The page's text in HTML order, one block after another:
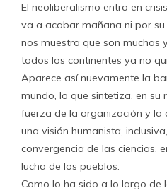
El neoliberalismo entro en
va a acabar mañana ni por
nos muestra que son muchas
todos los continentes ya no
Aparece así nuevamente la
mundo, lo que sintetiza, en su
fuerza de la organización y la
una visión humanista,
convergencia de las ciencias,
lucha de los pueblos.
Como lo ha sido a lo largo de